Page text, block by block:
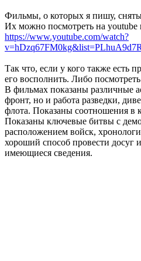
Фильмы, о которых я пишу,
Их можно посмотреть на youtube
https://www.youtube.com/watch?
Так что, если у кого также есть
его восполнить. Либо
В фильмах показаны различные
фронт, но и работа разведки,
флота. Показаны соотношения в
Показаны ключевые битвы с
расположением войск,
хороший способ провести досуг
имеющиеся сведения.